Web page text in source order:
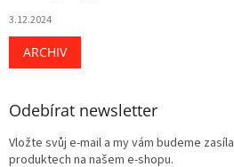
3.12.2024
ARCHIV
Odebírat newsletter
Vložte svůj e-mail a my vám budeme
produktech na našem e-shopu.